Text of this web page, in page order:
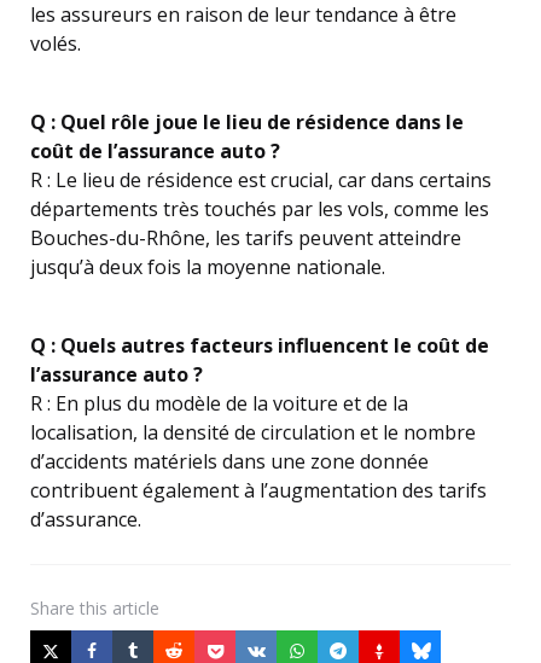
les assureurs en raison de leur tendance à être
volés.
Q : Quel rôle joue le lieu de résidence dans le
coût de l’assurance auto ?
R : Le lieu de résidence est crucial, car dans certains
départements très touchés par les vols, comme les
Bouches-du-Rhône, les tarifs peuvent atteindre
jusqu’à deux fois la moyenne nationale.
Q : Quels autres facteurs influencent le coût de
l’assurance auto ?
R : En plus du modèle de la voiture et de la
localisation, la densité de circulation et le nombre
d’accidents matériels dans une zone donnée
contribuent également à l’augmentation des tarifs
d’assurance.
Share this article